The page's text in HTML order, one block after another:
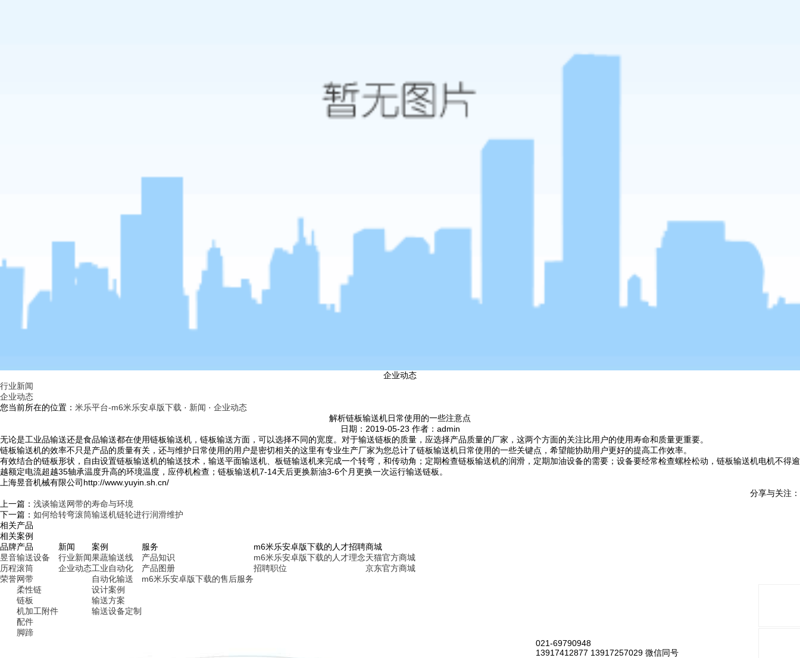
企业动态
行业新闻
企业动态
您当前所在的位置： 米乐平台-m6米乐安卓版下载 · 新闻 · 企业动态
解析链板输送机日常使用的一些注意点
日期：2019-05-23 作者：admin
无论是工业品输送还是食品输送都在使用链板输送机，链板输送方面，可以选择不同的宽度。对于输送链板的质量，应选择产品质量的厂家，这两个方面的关注比用户的使用寿命和质量更重要。
链板输送机的效率不只是产品的质量有关，还与维护日常使用的用户是密切相关的这里有专业生产厂家为您总计了链板输送机日常使用的一些关键点，希望能协助用户更好的提高工作效率。
有效结合的链板形状，自由设置链板输送机的输送技术，输送平面输送机、板链输送机来完成一个转弯，和传动角；定期检查链板输送机的润滑，定期加油设备的需要；设备要经常检查螺栓松动，链板输送机电机不得逾
越额定电流超越35轴承温度升高的环境温度，应停机检查；链板输送机7-14天后更换新油3-6个月更换一次运行输送链板。
上海昱音机械有限公司http://www.yuyin.sh.cn/
分享与关注：
上一篇： 浅谈输送网带的寿命与环境
下一篇： 如何给转弯滚筒输送机链轮进行润滑维护
相关产品
相关案例
品牌
昱音
历程
荣誉
产品
输送设备
滚筒
网带
柔性链
链板
机加工附件
配件
脚蹄
新闻
行业新闻
企业动态
案例
果蔬输送线
工业自动化
自动化输送
设计案例
输送方案
输送设备定制
服务
产品知识
产品图册
m6米乐安卓版下载的售后服务
m6米乐安卓版下载的人才招聘
m6米乐安卓版下载的人才理念
招聘职位
商城
天猫官方商城
京东官方商城
021-69790948
13917412877 13917257029 微信同号